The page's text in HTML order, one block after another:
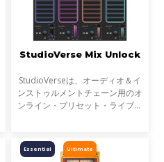
StudioVerse Mix Unlock
StudioVerseは、オーディオ＆イ
ンストゥルメントチェーン用のオ
ンライン・プリセット・ライブラ
し、完成済みのミックス、サンプ
ル、ループ素材を瞬時に解
Ultimate
Essential